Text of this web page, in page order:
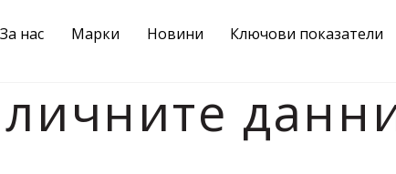
За нас Марки Новини Ключови показатели